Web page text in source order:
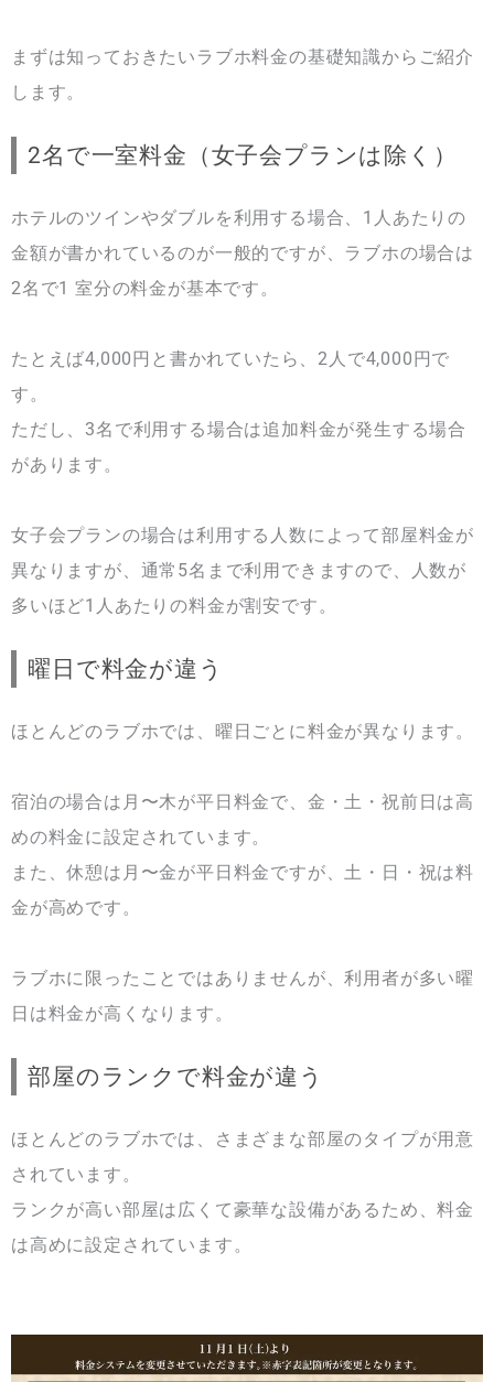
まずは知っておきたいラブホ料金の基礎知識からご紹介
します。
2名で一室料金（女子会プランは除く）
ホテルのツインやダブルを利用する場合、1人あたりの
金額が書かれているのが一般的ですが、ラブホの場合は
2名で1 室分の料金が基本です。
たとえば4,000円と書かれていたら、2人で4,000円で
す。
ただし、3名で利用する場合は追加料金が発生する場合
があります。
女子会プランの場合は利用する人数によって部屋料金が
異なりますが、通常5名まで利用できますので、人数が
多いほど1人あたりの料金が割安です。
曜日で料金が違う
ほとんどのラブホでは、曜日ごとに料金が異なります。
宿泊の場合は月〜木が平日料金で、金・土・祝前日は高
めの料金に設定されています。
また、休憩は月〜金が平日料金ですが、土・日・祝は料
金が高めです。
ラブホに限ったことではありませんが、利用者が多い曜
日は料金が高くなります。
部屋のランクで料金が違う
ほとんどのラブホでは、さまざまな部屋のタイプが用意
されています。
ランクが高い部屋は広くて豪華な設備があるため、料金
は高めに設定されています。